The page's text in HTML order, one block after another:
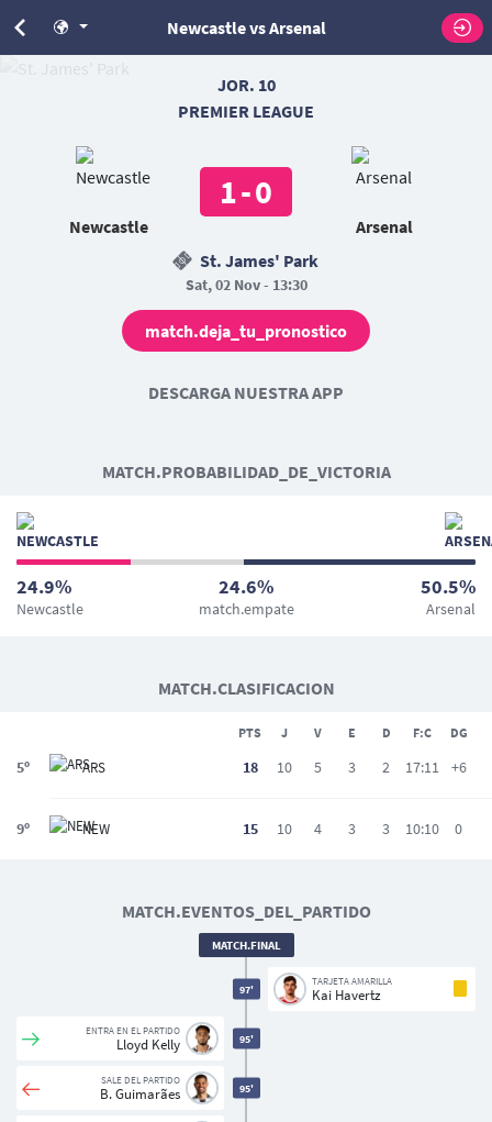
Newcastle vs Arsenal
JOR. 10
PREMIER LEAGUE
Newcastle
1-0
Arsenal
St. James' Park
Sat, 02 Nov - 13:30
match.deja_tu_pronostico
DESCARGA NUESTRA APP
MATCH.PROBABILIDAD_DE_VICTORIA
24.9%
Newcastle
24.6%
match.empate
50.5%
Arsenal
MATCH.CLASIFICACION
PTS J V E D F:C DG
5º ARS 18 10 5 3 2 17:11 +6
9º NEW 15 10 4 3 3 10:10 0
MATCH.EVENTOS_DEL_PARTIDO
95'
SALE DEL PARTIDO
B. Guimarães
95'
ENTRA EN EL PARTIDO
Lloyd Kelly
97'
TARJETA AMARILLA
Kai Havertz
MATCH.FINAL